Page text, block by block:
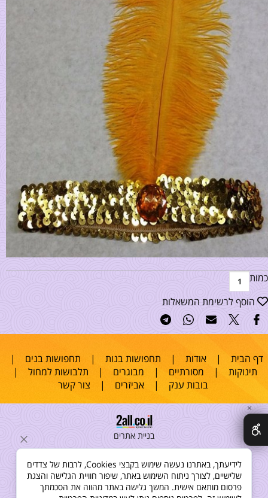
כמות
הוסף לרשימת המשאלות
דף הבית |אודות | תחפושות בנות | תחפושות בנים |
תינוקות | מסורתיים | מבוגרים | תלבושות למחול |
בובות ענק |אביזרים | צור קשר
בניית אתרים
✕
לידיעתך, באתרנו נעשה שימוש בקבצי Cookies, לרבות של צדדים
שלישיים, לצורך ניתוח השימוש באתר, שיפור חוויית הגלישה והצגת
פרסום מותאם אישית. המשך גלישה באתר מהווה את הסכמתך